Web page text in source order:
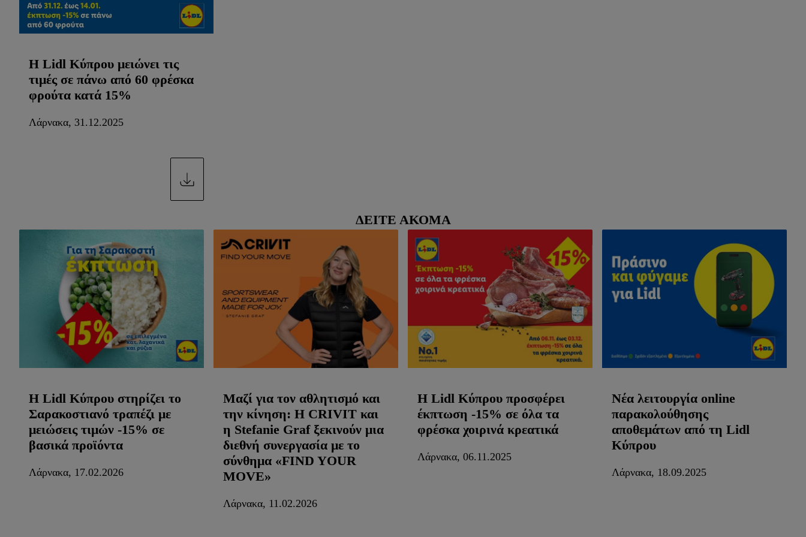
Η Lidl Κύπρου μειώνει τις
τιμές σε πάνω από 60 φρέσκα
φρούτα κατά 15%
Λάρνακα, 31.12.2025
ΔΕΊΤΕ ΑΚΌΜΑ
Η Lidl Κύπρου στηρίζει το
Σαρακοστιανό τραπέζι με
μειώσεις τιμών -15% σε
βασικά προϊόντα
Λάρνακα, 17.02.2026
Μαζί για τον αθλητισμό και
την κίνηση: Η CRIVIT και
η Stefanie Graf ξεκινούν μια
διεθνή συνεργασία με το
σύνθημα «FIND YOUR
MOVE»
Λάρνακα, 11.02.2026
Η Lidl Κύπρου προσφέρει
έκπτωση -15% σε όλα τα
φρέσκα χοιρινά κρεατικά
Λάρνακα, 06.11.2025
Νέα λειτουργία οnline
παρακολούθησης
αποθεμάτων από τη Lidl
Κύπρου
Λάρνακα, 18.09.2025